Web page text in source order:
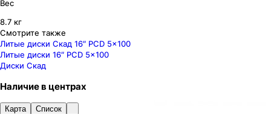
Вес
8.7 кг
Смотрите также
Литые диски Скад 16″ PCD 5x100
Литые диски 16″ PCD 5x100
Диски Скад
Наличиев центрах
Карта Список